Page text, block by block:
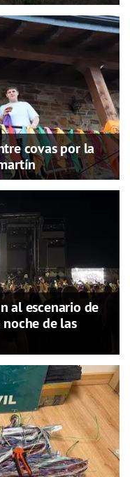
covas por la
al escenario de
de las